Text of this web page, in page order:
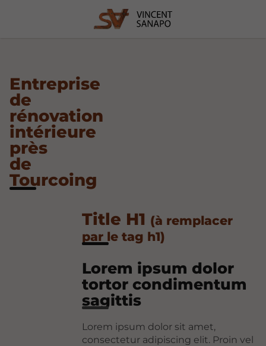
Entreprise
de
rénovation
intérieure
près
de
Tourcoing
Title H1 (à remplacer
par le tag h1)
Lorem ipsum dolor
tortor condimentum
sagittis
Lorem ipsum dolor sit amet,
consectetur adipiscing elit. Proin vel